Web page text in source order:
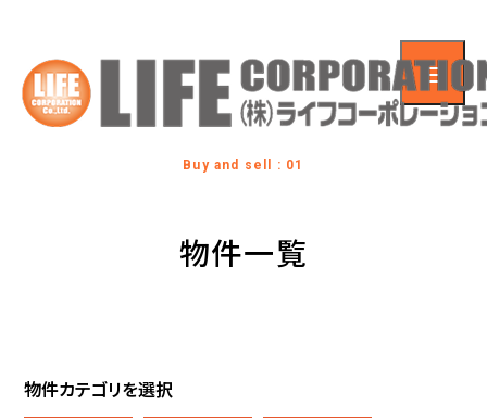
Buy and sell : 01
物件一覧
物件カテゴリを選択